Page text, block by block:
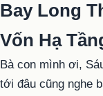
Bay Long
Vốn Hạ
Bà con mình ơi,
tới đâu cũng nghe